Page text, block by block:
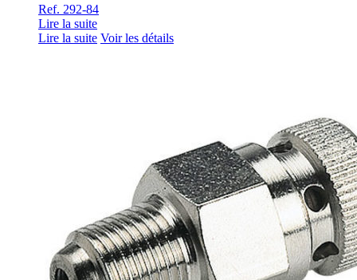
Ref. 292-84
Lire la suite
Lire la suite Voir les détails